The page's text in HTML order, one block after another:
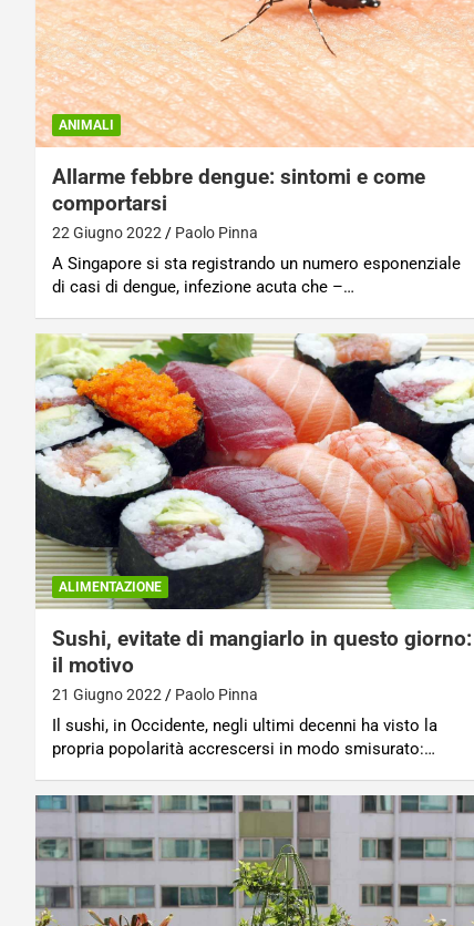
ANIMALI
Allarme febbre dengue: sintomi e come
comportarsi
22 Giugno 2022 Paolo Pinna
A Singapore si sta registrando un numero esponenziale
di casi di dengue, infezione acuta che –…
ALIMENTAZIONE
Sushi, evitate di mangiarlo in questo giorno:
il motivo
21 Giugno 2022 Paolo Pinna
Il sushi, in Occidente, negli ultimi decenni ha visto la
propria popolarità accrescersi in modo smisurato:…